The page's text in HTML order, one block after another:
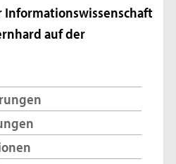
auf der